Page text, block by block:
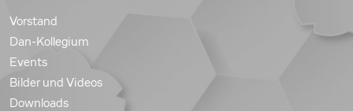
Vorstand
Dan-Kollegium
Events
Bilder und Videos
Downloads